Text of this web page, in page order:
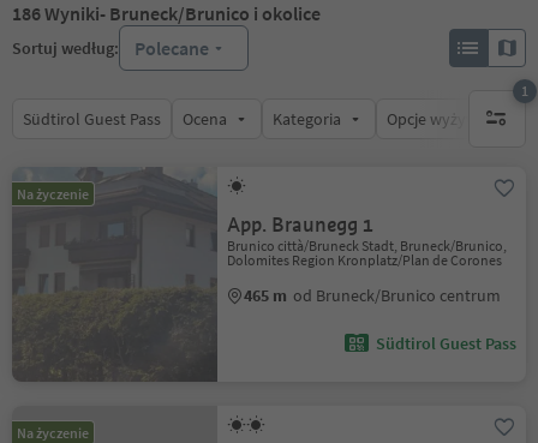
186Wyniki- Bruneck/Brunico i okolice
Sortuj według: Polecane
Südtirol Guest Pass Ocena Kategoria Opcje wyżywienia
1
1
Na życzenie
App. Braunegg 1
Brunico città/Bruneck Stadt, Bruneck/Brunico,
Dolomites Region Kronplatz/Plan de Corones
465 m od Bruneck/Brunico centrum
Südtirol Guest Pass
Na życzenie